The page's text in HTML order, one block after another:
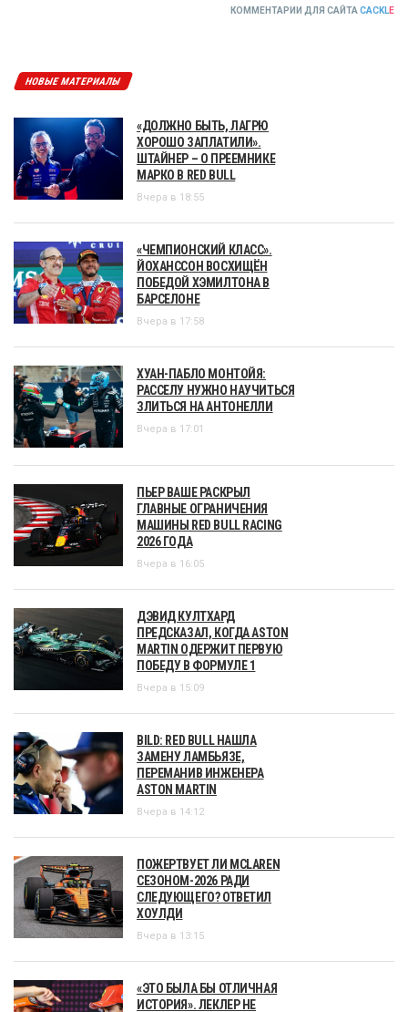
КОММЕНТАРИИ ДЛЯ САЙТА CACKLE
НОВЫЕ МАТЕРИАЛЫ
«ДОЛЖНО БЫТЬ, ЛАГРЮ
ХОРОШО ЗАПЛАТИЛИ».
ШТАЙНЕР – О ПРЕЕМНИКЕ
МАРКО В RED BULL
Вчера в 18:55
«ЧЕМПИОНСКИЙ КЛАСС».
ЙОХАНССОН ВОСХИЩЁН
ПОБЕДОЙ ХЭМИЛТОНА В
БАРСЕЛОНЕ
Вчера в 17:58
ХУАН-ПАБЛО МОНТОЙЯ:
РАССЕЛУ НУЖНО НАУЧИТЬСЯ
ЗЛИТЬСЯ НА АНТОНЕЛЛИ
Вчера в 17:01
ПЬЕР ВАШЕ РАСКРЫЛ
ГЛАВНЫЕ ОГРАНИЧЕНИЯ
МАШИНЫ RED BULL RACING
2026 ГОДА
Вчера в 16:05
ДЭВИД КУЛТХАРД
ПРЕДСКАЗАЛ, КОГДА ASTON
MARTIN ОДЕРЖИТ ПЕРВУЮ
ПОБЕДУ В ФОРМУЛЕ 1
Вчера в 15:09
BILD: RED BULL НАШЛА
ЗАМЕНУ ЛАМБЬЯЗЕ,
ПЕРЕМАНИВ ИНЖЕНЕРА
ASTON MARTIN
Вчера в 14:12
ПОЖЕРТВУЕТ ЛИ MCLAREN
СЕЗОНОМ-2026 РАДИ
СЛЕДУЮЩЕГО? ОТВЕТИЛ
ХОУЛДИ
Вчера в 13:15
«ЭТО БЫЛА БЫ ОТЛИЧНАЯ
ИСТОРИЯ». ЛЕКЛЕР НЕ